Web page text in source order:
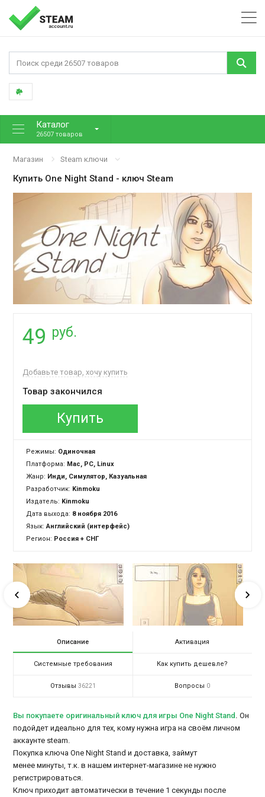
Каталог
26507 товаров
Магазин Steam ключи
Купить One Night Stand - ключ Steam
49 руб.
Добавьте товар, хочу купить
Товар закончился
Купить
Режимы: Одиночная
Платформа: Mac, PC, Linux
Жанр: Инди, Симулятор, Казуальная
Разработчик: Kinmoku
Издатель: Kinmoku
Дата выхода: 8 ноября 2016
Язык:Английский (интерфейс)
Регион: Россия + СНГ
Описание Активация
Системные требования Как купить дешевле?
Отзывы 36221 Вопросы 0
Вы покупаете оригинальный ключ для игры One Night Stand . Он
подойдет идеально для тех, кому нужна игра на своём личном
аккаунте steam.
Покупка ключа One Night Stand и доставка, займут
менее минуты, т.к. в нашем интернет-магазине не нужно
регистрироваться.
Ключ приходит автоматически в течение 1 секунды после